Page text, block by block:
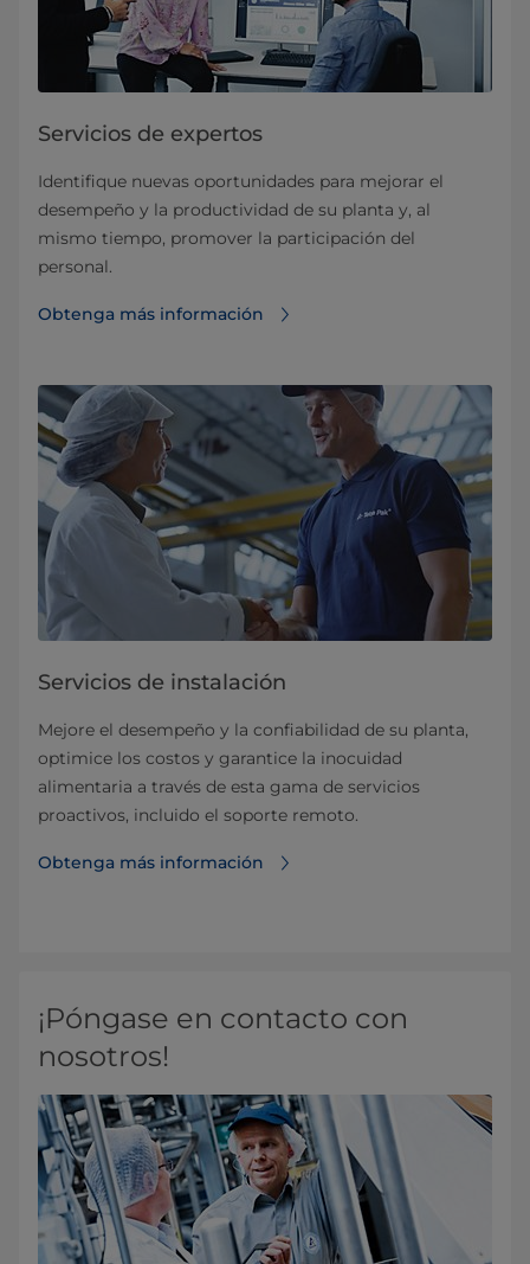
Servicios de expertos
Identifique nuevas oportunidades para mejorar el
desempeño y la productividad de su planta y, al
mismo tiempo, promover la participación del
personal.
Obtenga más información
Servicios de instalación
Mejore el desempeño y la confiabilidad de su planta,
optimice los costos y garantice la inocuidad
alimentaria a través de esta gama de servicios
proactivos, incluido el soporte remoto.
Obtenga más información
¡Póngase en contacto con
nosotros!